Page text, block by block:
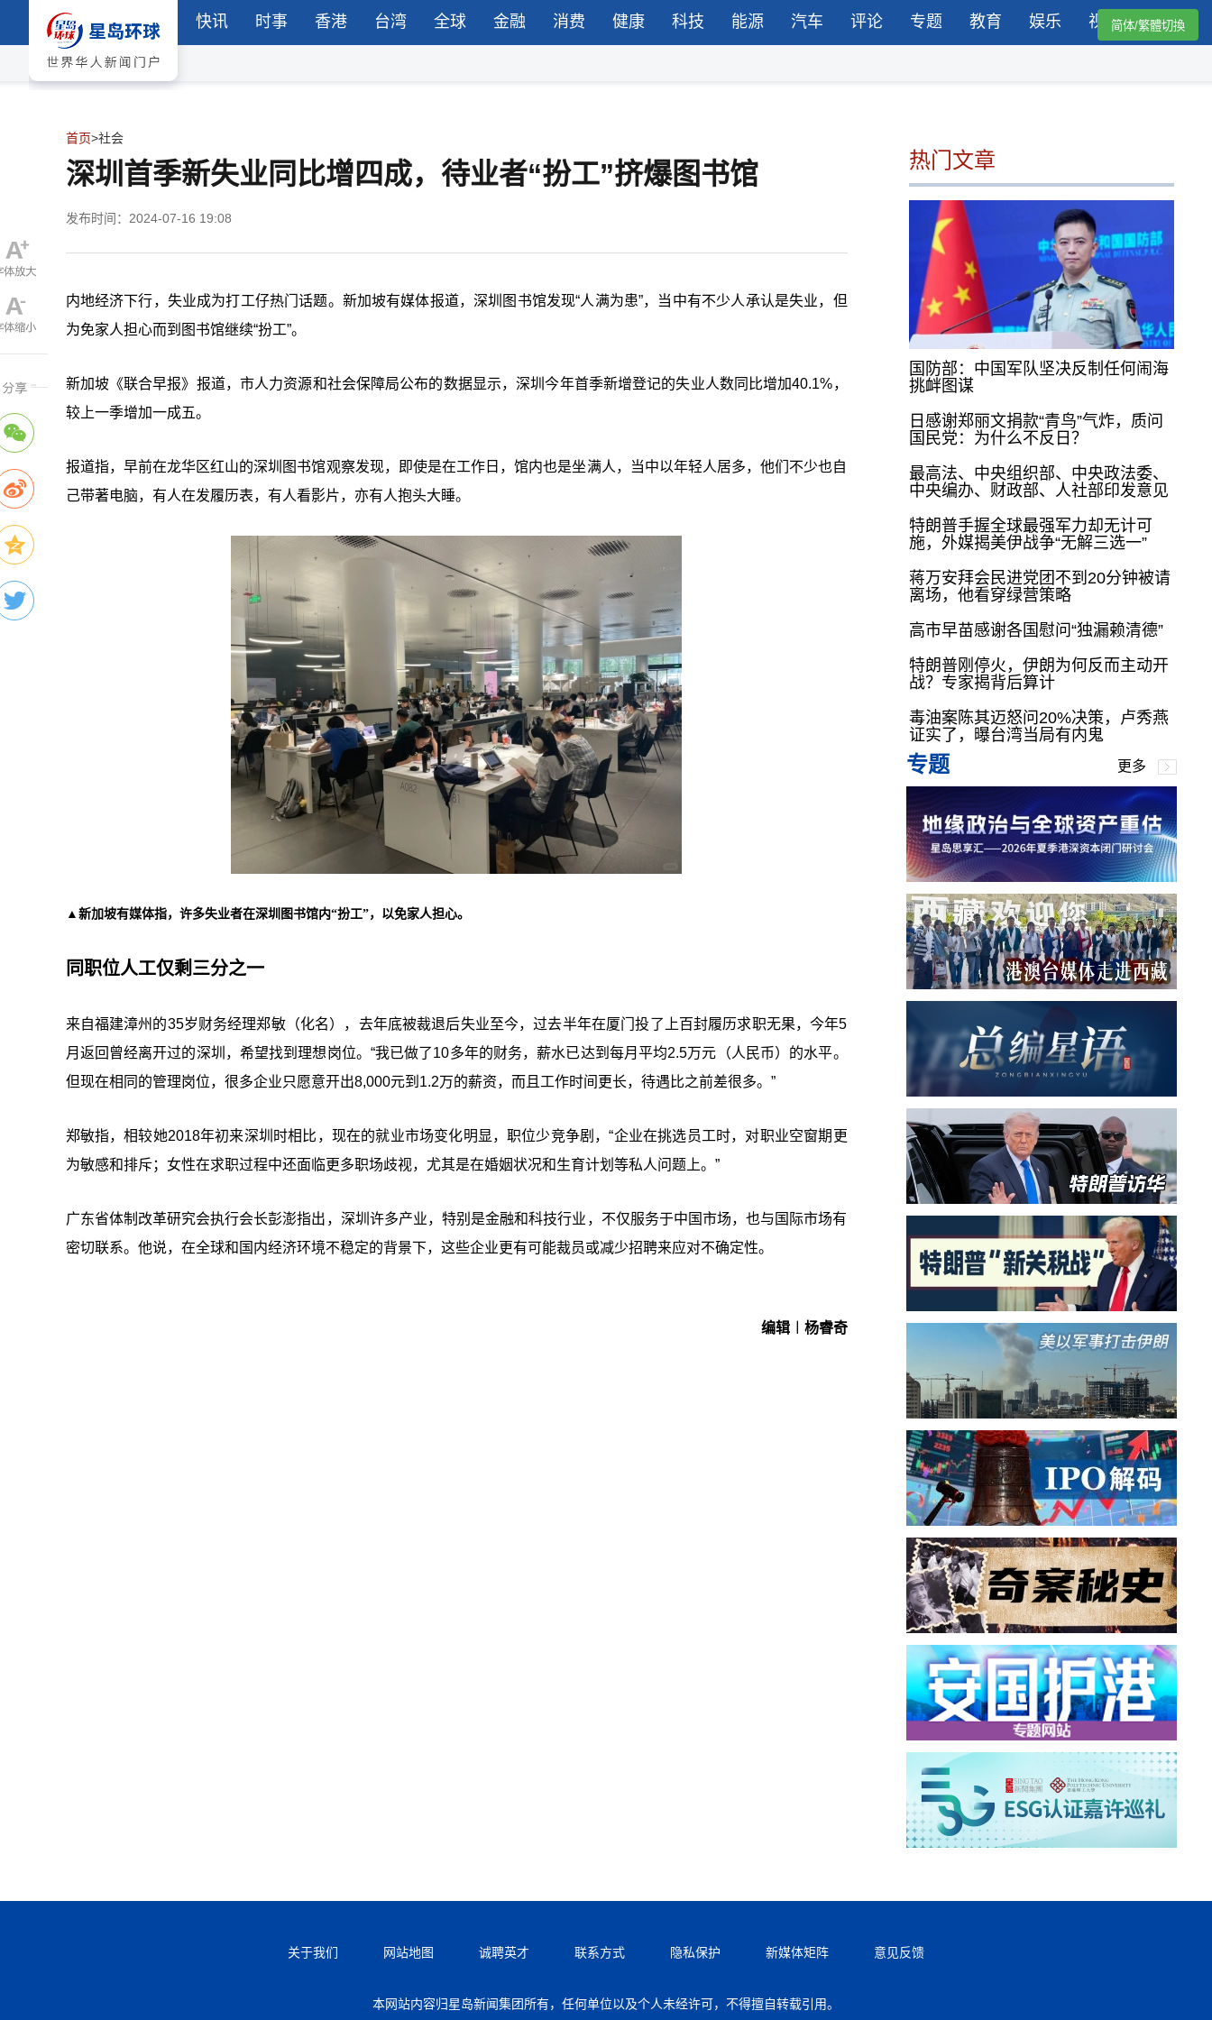
快讯 时事 香港 台湾 全球 金融 消费 健康 科技 能源 汽车 评论 专题 教育 娱乐 视频简体/繁體切換
首页>社会
深圳首季新失业同比增四成，待业者“扮工”挤爆图书馆
发布时间：2024-07-16 19:08
内地经济下行，失业成为打工仔热门话题。新加坡有媒体报道，深圳图书馆发现“人满为患”，当中有不少人承认是失业，但
为免家人担心而到图书馆继续“扮工”。
新加坡《联合早报》报道，市人力资源和社会保障局公布的数据显示，深圳今年首季新增登记的失业人数同比增加40.1%，
较上一季增加一成五。
报道指，早前在龙华区红山的深圳图书馆观察发现，即使是在工作日，馆内也是坐满人，当中以年轻人居多，他们不少也自
己带著电脑，有人在发履历表，有人看影片，亦有人抱头大睡。
▲新加坡有媒体指，许多失业者在深圳图书馆内“扮工”，以免家人担心。
同职位人工仅剩三分之一
来自福建漳州的35岁财务经理郑敏（化名），去年底被裁退后失业至今，过去半年在厦门投了上百封履历求职无果，今年5
月返回曾经离开过的深圳，希望找到理想岗位。“我已做了10多年的财务，薪水已达到每月平均2.5万元（人民币）的水平。
但现在相同的管理岗位，很多企业只愿意开出8,000元到1.2万的薪资，而且工作时间更长，待遇比之前差很多。”
郑敏指，相较她2018年初来深圳时相比，现在的就业市场变化明显，职位少竞争剧，“企业在挑选员工时，对职业空窗期更
为敏感和排斥；女性在求职过程中还面临更多职场歧视，尤其是在婚姻状况和生育计划等私人问题上。”
广东省体制改革研究会执行会长彭澎指出，深圳许多产业，特别是金融和科技行业，不仅服务于中国市场，也与国际市场有
密切联系。他说，在全球和国内经济环境不稳定的背景下，这些企业更有可能裁员或减少招聘来应对不确定性。
编辑︱杨睿奇
热门文章
国防部：中国军队坚决反制任何闹海
挑衅图谋
日感谢郑丽文捐款“青鸟”气炸，质问
国民党：为什么不反日？
最高法、中央组织部、中央政法委、
中央编办、财政部、人社部印发意见
特朗普手握全球最强军力却无计可
施，外媒揭美伊战争“无解三选一”
蒋万安拜会民进党团不到20分钟被请
离场，他看穿绿营策略
高市早苗感谢各国慰问“独漏赖清德”
特朗普刚停火，伊朗为何反而主动开
战？专家揭背后算计
毒油案陈其迈怒问20%决策，卢秀燕
证实了，曝台湾当局有内鬼
专题 更多
关于我们 网站地图 诚聘英才 联系方式 隐私保护 新媒体矩阵 意见反馈
本网站内容归星岛新闻集团所有，任何单位以及个人未经许可，不得擅自转载引用。